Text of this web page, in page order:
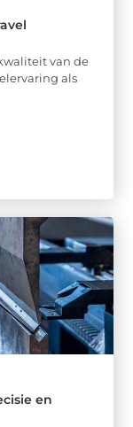
van de
als
en